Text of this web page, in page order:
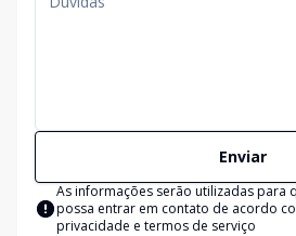
Enviar
As informações serão utilizadas para
possa entrar em contato de acordo
privacidade e termos de serviço